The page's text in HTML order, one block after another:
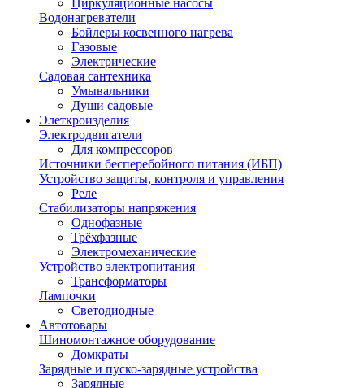
Циркуляционные насосы
Водонагреватели
Бойлеры косвенного нагрева
Газовые
Электрические
Садовая сантехника
Умывальники
Души садовые
Элеткроизделия
Электродвигатели
Для компрессоров
Источники бесперебойного питания (ИБП)
Устройство защиты, контроля и управления
Реле
Стабилизаторы напряжения
Однофазные
Трёхфазные
Электромеханические
Устройство электропитания
Трансформаторы
Лампочки
Светодиодные
Автотовары
Шиномонтажное оборудование
Домкраты
Зарядные и пуско-зарядные устройства
Зарядные